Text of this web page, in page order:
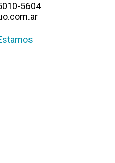
5604